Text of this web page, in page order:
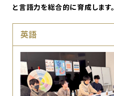
と言語力を総合的に育成します。
英語